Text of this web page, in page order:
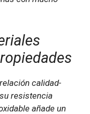
calidad-
resistencia
añade un